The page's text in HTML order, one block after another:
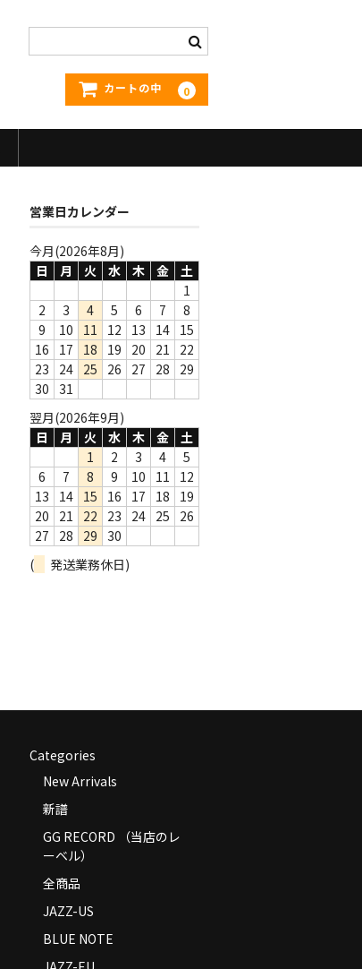
カートの中 0
営業日カレンダー
今月(2026年8月)
日
月 火 水 木 金
土
1
2
3 4 5 6 7
8
9
10 11 12 13 14 15
16
17 18 19 20 21
22
23
24 25 26 27 28
29
30
31
翌月(2026年9月)
日
月 火 水 木 金
土
1
2 3 4
5
6
7 8 9 10 11
12
13
14 15 16 17 18
19
20
21 22 23 24 25
26
27
28 29
30
(
発送業務休日)
Categories
New Arrivals
新譜
GG RECORD （当店のレ
ーベル）
全商品
JAZZ-US
BLUE NOTE